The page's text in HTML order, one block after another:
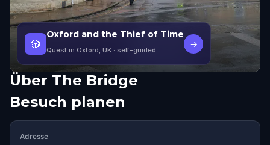
🎲
Oxford and the Thief of Time
Quest in Oxford, UK · self-guided
→
Über The Bridge
Besuch planen
Adresse